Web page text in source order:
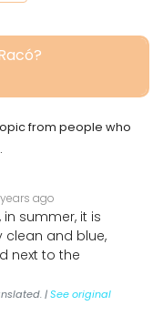
from people who
ago
in summer, it is
clean and blue,
next to the
|See original